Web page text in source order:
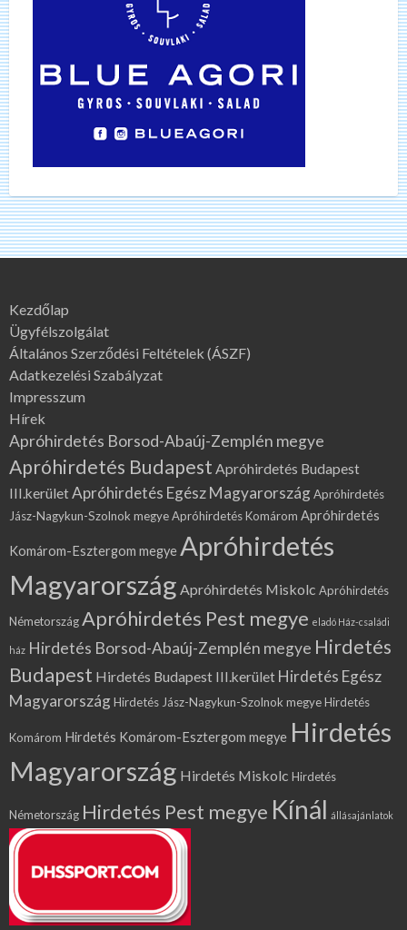
Kezdőlap
Ügyfélszolgálat
Általános Szerződési Feltételek (ÁSZF)
Adatkezelési Szabályzat
Impresszum
Hírek
Apróhirdetés Borsod-Abaúj-Zemplén megye
Apróhirdetés Budapest Apróhirdetés Budapest
III.kerületApróhirdetés Egész MagyarországApróhirdetés
Jász-Nagykun-Szolnok megyeApróhirdetés Komárom Apróhirdetés
Komárom-Esztergom megye Apróhirdetés
Magyarország Apróhirdetés Miskolc Apróhirdetés
NémetországApróhirdetés Pest megye eladó Ház-családi
ház Hirdetés Borsod-Abaúj-Zemplén megye Hirdetés
Budapest Hirdetés Budapest III.kerület Hirdetés Egész
MagyarországHirdetés Jász-Nagykun-Szolnok megyeHirdetés
Komárom Hirdetés Komárom-Esztergom megye Hirdetés
Magyarország Hirdetés Miskolc Hirdetés
Németország Hirdetés Pest megye Kínál állásajánlatok